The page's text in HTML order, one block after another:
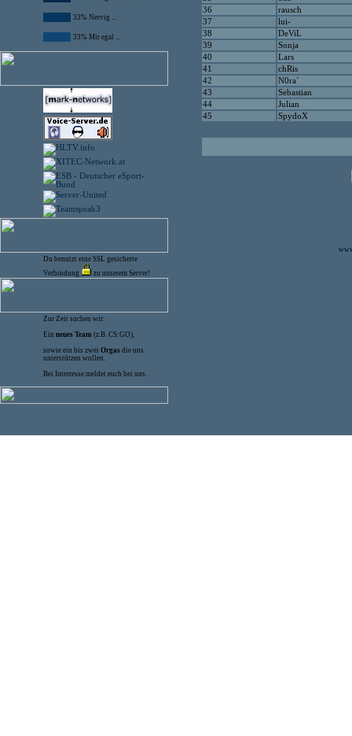
33% Nervig ...
33% Mir egal ...
Du benutzt eine SSL gesicherte
Verbindung
zu unserem Server!
Zur Zeit suchen wir:
Ein neues Team (z.B. CS:GO),
sowie ein bis zwei Orgas die uns
unterstützen wollen.
Bei Interresse meldet euch bei uns.
36
rausch
37
lui-
38
DeViL
39
Sonja
40
Lars
41
chRis
42
N0ra`
43
Sebastian
44
Julian
45
SpydoX